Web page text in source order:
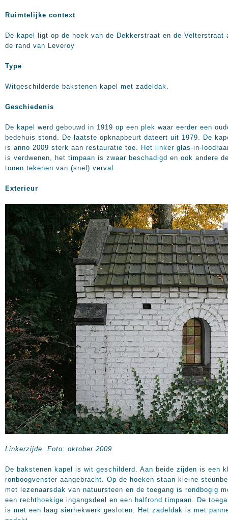
Ruimtelijke context
De kapel ligt op de hoek van de Dekkerstraat en de Velterstraat
de rand van Leveroy
Type
Witgeschilderde bakstenen kapel met zadeldak.
Geschiedenis
De kapel werd gebouwd in 1919 op een plek waar eerder een
bedehuis stond. De laatste opknapbeurt dateert uit 1979. De
is anno 2009 sterk aan restauratie toe. Het linker glas-in-
is verdwenen, het timpaan is zwaar beschadigd en ook andere
tonen tekenen van (snel) verval.
Exterieur
Linkerzijde. Foto: oktober 2009
De bakstenen kapel is wit geschilderd. Aan beide zijden is een
ronboogvenster aangebracht. Op de hoeken staan kleine
met lezenaarsdak van natuursteen en de toegang is rondbogig
een rechthoekige ingangsdeel en een halfrond timpaan. De
is met een laag sierhekwerk gesloten. Het zadeldak is met